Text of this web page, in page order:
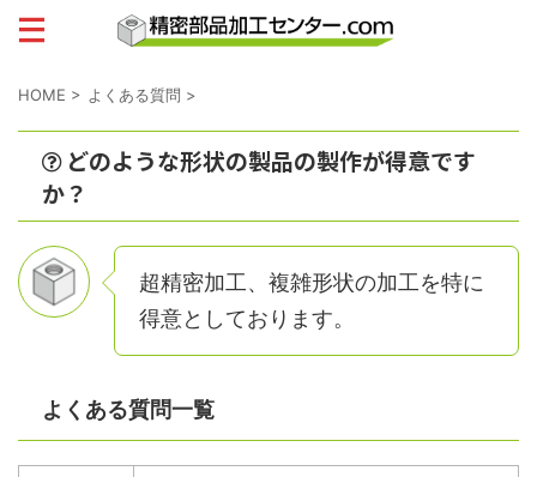
HOME > よくある質問 >
どのような形状の製品の製作が得意です
か？
超精密加工、複雑形状の加工を特に
得意としております。
よくある質問一覧